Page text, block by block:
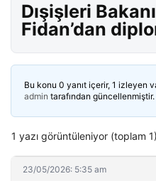
Dışişleri
Fidan’dan
Bu konu 0 yanıt içerir, 1 izleyen
admin tarafından güncellenmiştir.
1 yazı görüntüleniyor (toplam 1)
23/05/2026: 5:35 am